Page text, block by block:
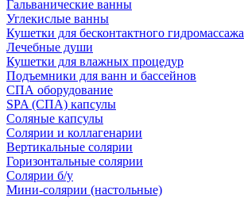
Гальванические ванны
Углекислые ванны
Кушетки для бесконтактного гидромассажа
Лечебные души
Кушетки для влажных процедур
Подъемники для ванн и бассейнов
СПА оборудование
SPA (СПА) капсулы
Соляные капсулы
Солярии и коллагенарии
Вертикальные солярии
Горизонтальные солярии
Солярии б/у
Мини-солярии (настольные)